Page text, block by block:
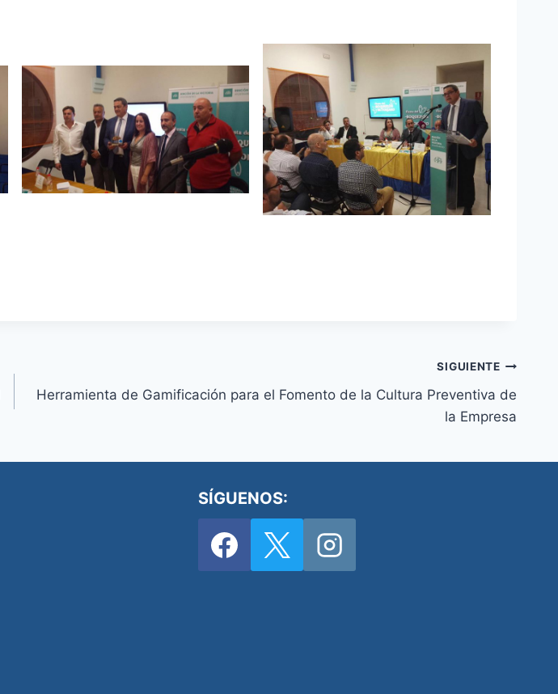
SIGUIENTE
Herramienta de Gamificación para el Fomento de la Cultura Preventiva de
la Empresa
SÍGUENOS: